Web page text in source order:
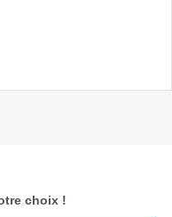
choix !